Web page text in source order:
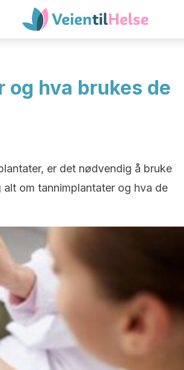
og hva brukes de
er det nødvendig å bruke
om tannimplantater og hva de